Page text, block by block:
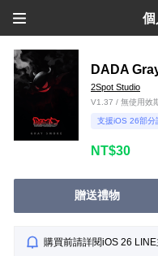
個
DADA
2Spot Studio
V1.37 / 無使用效
支援iOS 26部分
NT$30
贈送禮物
購買前請詳閱iOS 26